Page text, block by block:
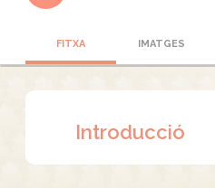
FITXA IMATGES
Introducció